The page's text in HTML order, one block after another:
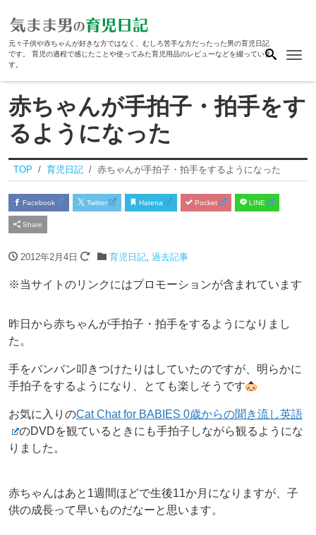
元々子供や赤ちゃんが好きな方ではなく、むしろ苦手な方だったった男の育児日記
です。 育児の過程で感じたことや使ってみた育児用品のレビューなどを綴っていま
す。
赤ちゃんが手拍子・拍手をす
るようになった
TOP 育児日記 赤ちゃんが手拍子・拍手をするようになった
Facebook Twitter Hatena Pocket LINE
Share
2012年2月4日 育児日記, 過去記事
※当サイトのリンクにはプロモーションが含まれています
昨日から赤ちゃんが手拍子・拍手をするようになりまし
た。
手をバンバン叩きつけたりはしていたのですが、明らかに
手拍子をするようになり、とても楽しそうです
お気に入りのCat Chat for BABIES 0歳からの聞き流し英語
のDVDを観ているときにも手拍子しながら観るようにな
りました。
赤ちゃんはあと1週間ほどで生後11か月になりますが、子
供の成長って早いものだなーと思います。